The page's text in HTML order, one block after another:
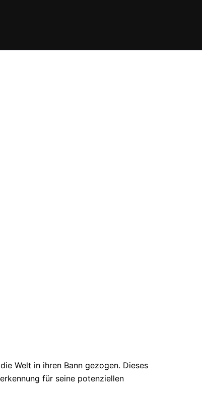
Welt in ihren Bann gezogen. Dieses
für seine potenziellen